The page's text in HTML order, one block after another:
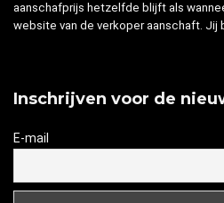
aanschafprijs hetzelfde blijft als
website van de verkoper aanschaft. Jij
Inschrijven voor de
E-mail